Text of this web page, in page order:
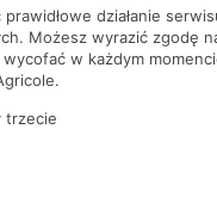
działanie
Możesz wyrazić zgodę
w każdym
trzecie